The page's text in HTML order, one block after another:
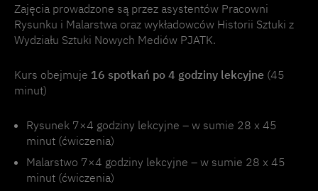
Zajęcia prowadzone są przez asystentów Pracowni
Rysunku i Malarstwa oraz wykładowców Historii Sztuki z
Wydziału Sztuki Nowych Mediów PJATK.
Kurs obejmuje 16 spotkań po 4 godziny lekcyjne (45
minut)
Rysunek 7×4 godziny lekcyjne – w sumie 28 x 45
minut (ćwiczenia)
Malarstwo 7×4 godziny lekcyjne – w sumie 28 x 45
minut (ćwiczenia)